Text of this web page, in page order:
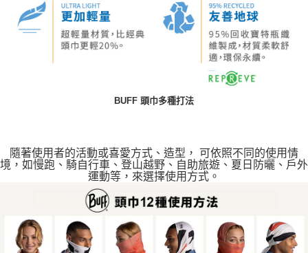
BUFF 頭巾多種打法
隨著使用者的活動或喜愛方式、造型， 可依照不同的使用情
境，如慢跑、騎自行車、登山越野、自助旅遊、夏日防曬、戶外
運動等，來選擇使用方式。